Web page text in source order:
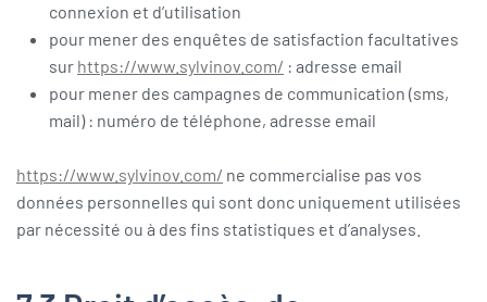
connexion et d’utilisation
pour mener des enquêtes de satisfaction facultatives
sur https://www.sylvinov.com/ : adresse email
pour mener des campagnes de communication (sms,
mail) : numéro de téléphone, adresse email
https://www.sylvinov.com/ ne commercialise pas vos
données personnelles qui sont donc uniquement utilisées
par nécessité ou à des fins statistiques et d’analyses.